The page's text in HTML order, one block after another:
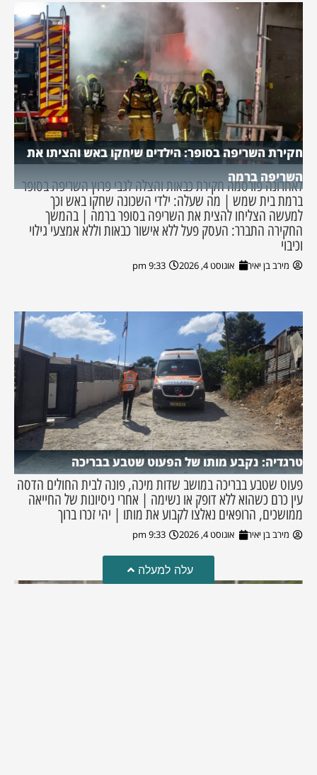
חקירת השריפה בסופר: הילדים שיחקו באש והציתו את
השריפה ברמה
לאחרונה פורסמה חקירת כבאות והצלה לגבי פרוץ השריפה בסופר
ברמת בית שמש | מה שעלה: ילדי השכונה שחקו באש וכך
למעשה הצליחו להצית את השריפה בסופר ברמה | בהמשך
החקירה התברר: העסק פעל ללא אישור כבאות וללא אמצעי גילוי
וכיבוי
מירב בן יאיר אוגוסט 4, 2026 9:33 pm
טרגדיה: נקבע מותו של הפעוט שטבע בבריכה
פעוט שטבע בבריכה במושב שדות מיכה, פונה לבית החולים הדסה
עין כרם כשהוא ללא דופק או נשימה | אחרי ניסיונות של החייאה
ממושכים, הרופאים נאלצו לקבוע את מותו | יהי זכרו ברוך
מירב בן יאיר אוגוסט 4, 2026 9:33 pm
עלה למעלה